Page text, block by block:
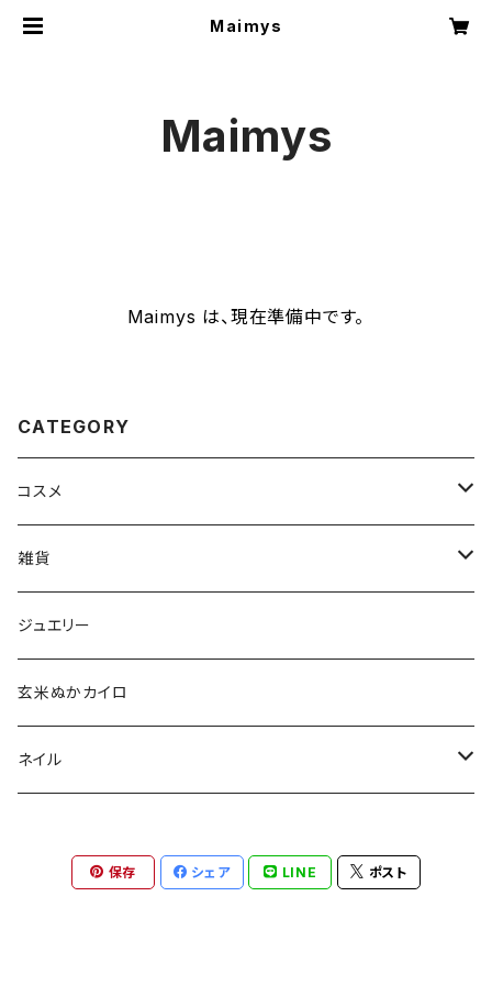
Maimys
Maimys
Maimys は、現在準備中です。
CATEGORY
コスメ
aesti
babu-beauté
go well
Aroma France
Khlang
雑貨
ホメオパシーケース
タッセル
ジュエリー
玄米ぬかカイロ
ネイル
ネイル用天然石
保存 シェア LINE ポスト